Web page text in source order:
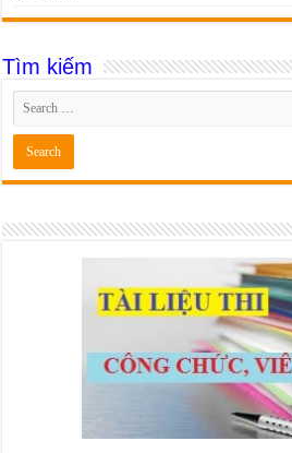
Tìm kiếm